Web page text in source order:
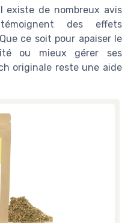
existe de nombreux avis
des effets
ce soit pour apaiser le
ou mieux gérer ses
originale reste une aide